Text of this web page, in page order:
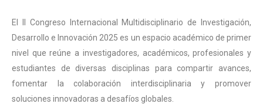
El II Congreso Internacional Multidisciplinario de Investigación,
Desarrollo e Innovación 2025 es un espacio académico de primer
nivel que reúne a investigadores, académicos, profesionales y
estudiantes de diversas disciplinas para compartir avances,
fomentar la colaboración interdisciplinaria y promover
soluciones innovadoras a desafíos globales.